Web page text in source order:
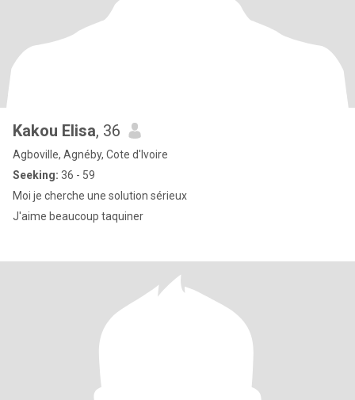
Kakou Elisa, 36
Agboville, Agnéby, Cote d'Ivoire
Seeking: 36 - 59
Moi je cherche une solution sérieux
J'aime beaucoup taquiner